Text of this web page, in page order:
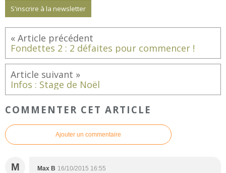
S'inscrire à la newsletter
Fondettes 2 : 2 défaites pour commencer !
Infos : Stage de Noël
COMMENTER CET ARTICLE
Ajouter un commentaire
M Max B 16/10/2015 16:55